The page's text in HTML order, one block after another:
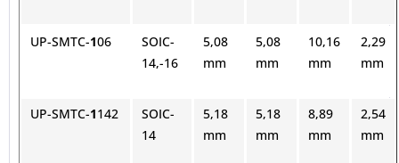
UP-SMTC-106
SOIC-
14,-16
5,08
mm
5,08
mm
10,16
mm
2,29
mm
UP-SMTC-1142
SOIC-
14
5,18
mm
5,18
mm
8,89
mm
2,54
mm